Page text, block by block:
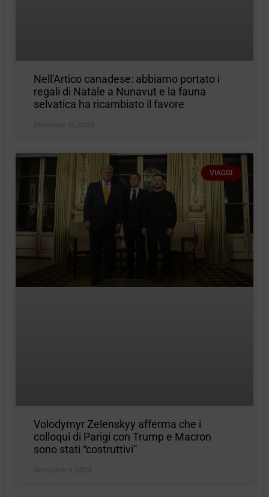
Nell'Artico canadese: abbiamo portato i
regali di Natale a Nunavut e la fauna
selvatica ha ricambiato il favore
Dicembre 15, 2024
VIAGGI
Volodymyr Zelenskyy afferma che i
colloqui di Parigi con Trump e Macron
sono stati “costruttivi”
Dicembre 9, 2024